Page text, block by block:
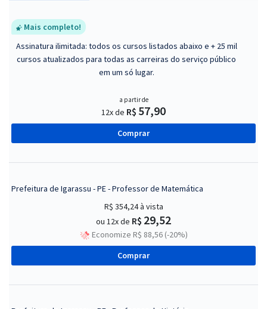
Mais completo!
Assinatura ilimitada: todos os cursos listados abaixo e + 25 mil
cursos atualizados para todas as carreiras do serviço público
em um só lugar.
a partir de
12x de R$ 57,90
Comprar
Prefeitura de Igarassu - PE - Professor de Matemática
R$ 354,24à vista
ou 12x de R$ 29,52
Economize R$ 88,56 (-20%)
Comprar